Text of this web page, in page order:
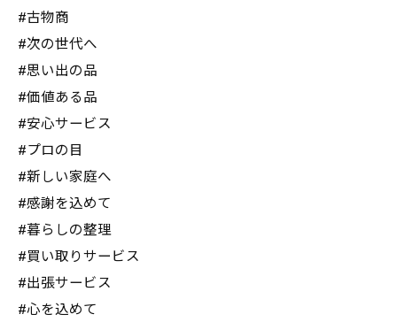
#古物商
#次の世代へ
#思い出の品
#価値ある品
#安心サービス
#プロの目
#新しい家庭へ
#感謝を込めて
#暮らしの整理
#買い取りサービス
#出張サービス
#心を込めて